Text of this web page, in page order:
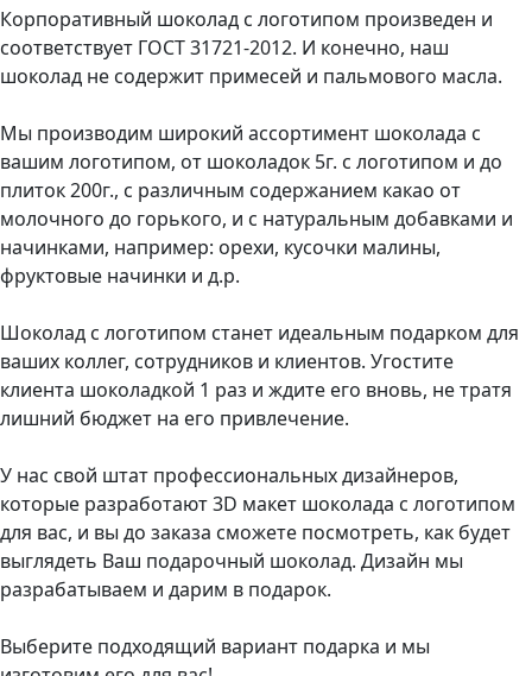
Корпоративный шоколад с логотипом произведен и
соответствует ГОСТ 31721-2012. И конечно, наш
шоколад не содержит примесей и пальмового масла.
Мы производим широкий ассортимент шоколада с
вашим логотипом, от шоколадок 5г. с логотипом и до
плиток 200г., с различным содержанием какао от
молочного до горького, и с натуральным добавками и
начинками, например: орехи, кусочки малины,
фруктовые начинки и д.р.
Шоколад с логотипом станет идеальным подарком для
ваших коллег, сотрудников и клиентов. Угостите
клиента шоколадкой 1 раз и ждите его вновь, не тратя
лишний бюджет на его привлечение.
У нас свой штат профессиональных дизайнеров,
которые разработают 3D макет шоколада с логотипом
для вас, и вы до заказа сможете посмотреть, как будет
выглядеть Ваш подарочный шоколад. Дизайн мы
разрабатываем и дарим в подарок.
Выберите подходящий вариант подарка и мы